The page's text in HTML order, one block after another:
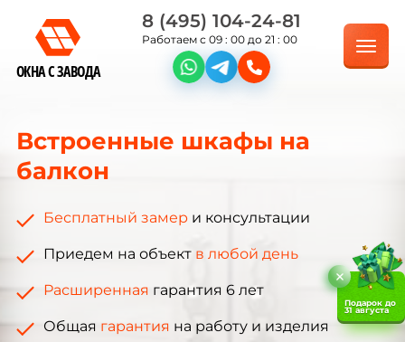
ОКНА С ЗАВОДА
8 (495) 104-24-81
Работаем с 09 : 00 до 21 : 00
Встроенные шкафы на
балкон
Бесплатный замери консультации
Приедем на объект в любой день
Расширенная гарантия 6 лет
Общая гарантия на работу и изделия
Подарок до
31 августа